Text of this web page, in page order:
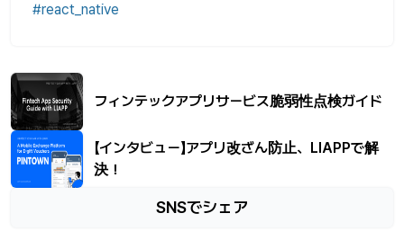
#react_native
フィンテックアプリサービス脆弱性点検ガイド
【インタビュー】アプリ改ざん防止、LIAPPで解
決！
SNSでシェア